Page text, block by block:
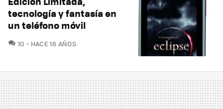
tecnología y fantasía en
un teléfono móvil
10 COMENTARIOS
HACE 16 AÑOS